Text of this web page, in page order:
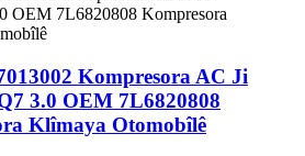
Kompresora AC Ji
3.0 OEM 7L6820808
Klîmaya Otomobîlê